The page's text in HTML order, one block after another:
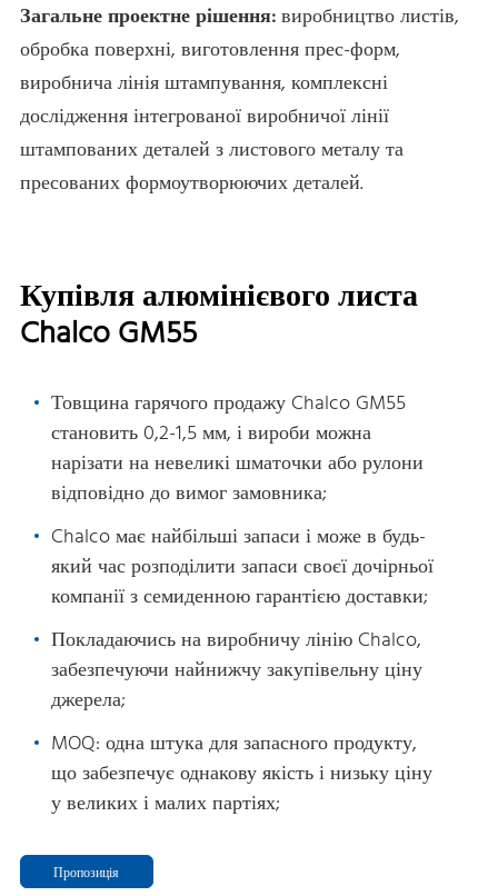
Загальне проектне рішення:виробництво листів,
обробка поверхні, виготовлення прес-форм,
виробнича лінія штампування, комплексні
дослідження інтегрованої виробничої лінії
штампованих деталей з листового металу та
пресованих формоутворюючих деталей.
Купівля алюмінієвого листа
Chalco GM55
Товщина гарячого продажу Chalco GM55
становить 0,2-1,5 мм, і вироби можна
нарізати на невеликі шматочки або рулони
відповідно до вимог замовника;
Chalco має найбільші запаси і може в будь-
який час розподілити запаси своєї дочірньої
компанії з семиденною гарантією доставки;
Покладаючись на виробничу лінію Chalco,
забезпечуючи найнижчу закупівельну ціну
джерела;
MOQ: одна штука для запасного продукту,
що забезпечує однакову якість і низьку ціну
у великих і малих партіях;
Пропозиція